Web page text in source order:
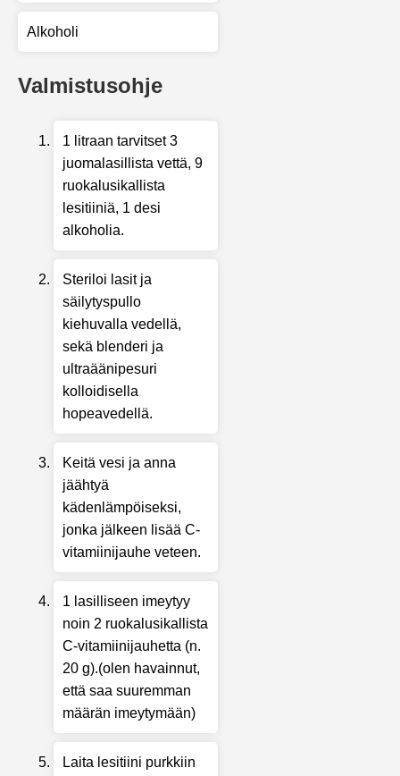
Alkoholi
Valmistusohje
1 litraan tarvitset 3
juomalasillista vettä, 9
ruokalusikallista
lesitiiniä, 1 desi
alkoholia.
Steriloi lasit ja
säilytyspullo
kiehuvalla vedellä,
sekä blenderi ja
ultraäänipesuri
kolloidisella
hopeavedellä.
Keitä vesi ja anna
jäähtyä
kädenlämpöiseksi,
jonka jälkeen lisää C-
vitamiinijauhe veteen.
1 lasilliseen imeytyy
noin 2 ruokalusikallista
C-vitamiinijauhetta (n.
20 g).(olen havainnut,
että saa suuremman
määrän imeytymään)
Laita lesitiini purkkiin